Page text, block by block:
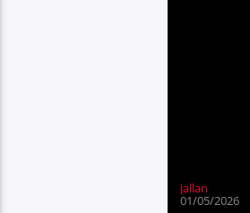
jallan
01/05/2026